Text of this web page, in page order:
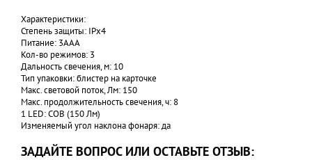
Характеристики:
Степень защиты: IPx4
Питание: 3ААА
Кол-во режимов: 3
Дальность свечения, м: 10
Тип упаковки: блистер на карточке
Макс. световой поток, Лм: 150
Макс. продолжительность свечения, ч: 8
1 LED: COB (150 Лм)
Изменяемый угол наклона фонаря: да
ЗАДАЙТЕ ВОПРОС ИЛИ ОСТАВЬТЕ ОТЗЫВ: